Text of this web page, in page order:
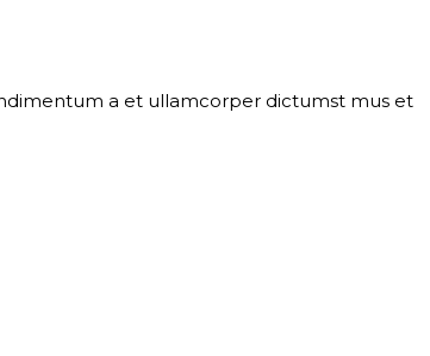
a et ullamcorper dictumst mus et